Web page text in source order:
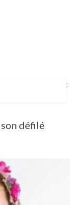
défilé